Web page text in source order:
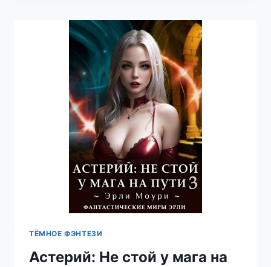
ИЛИ
Я
НЕНАВИЖУ
ТЕБЯ,
ДРАКОН,
ИВИНА
КАШМИР
ТЁМНОЕ ФЭНТЕЗИ
Астерий: Не стой у мага на